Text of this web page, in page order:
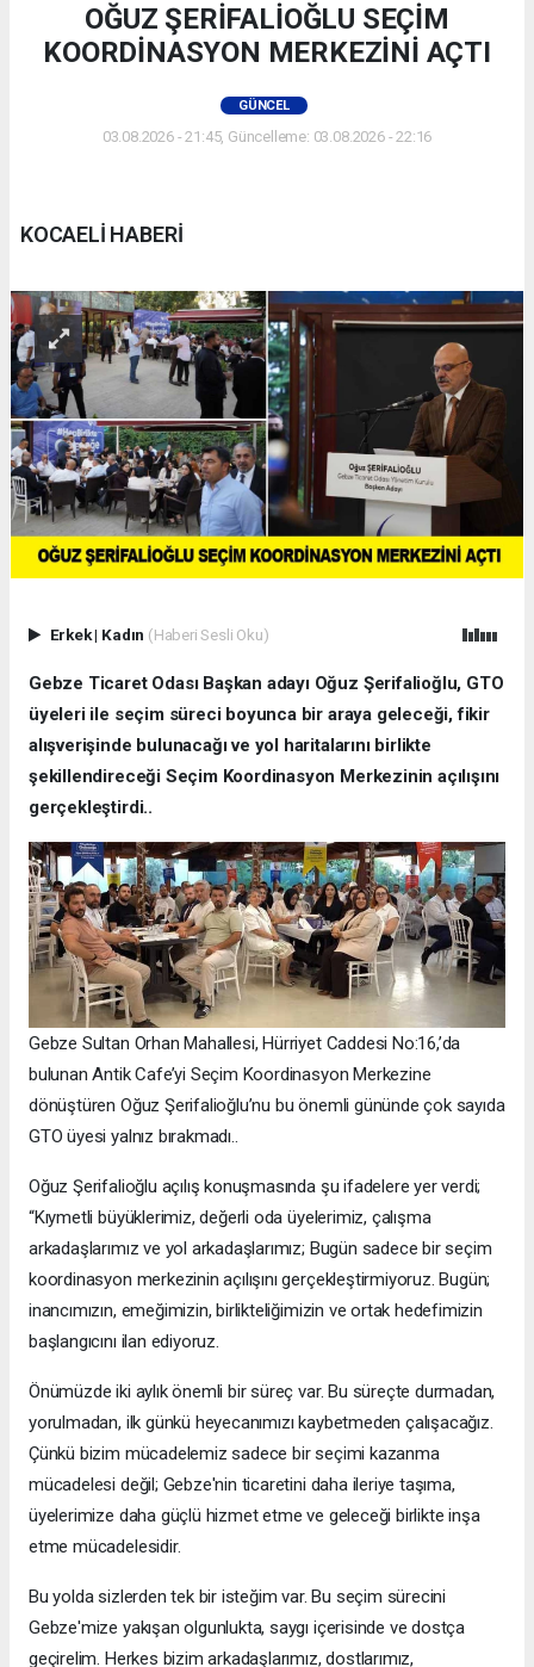
OĞUZ ŞERİFALİOĞLU SEÇİM
KOORDİNASYON MERKEZİNİ AÇTI
GÜNCEL
03.08.2026 - 21:45, Güncelleme: 03.08.2026 - 22:16
KOCAELİ HABERİ
Erkek| Kadın (Haberi Sesli Oku)
Gebze Ticaret Odası Başkan adayı Oğuz Şerifalioğlu, GTO
üyeleri ile seçim süreci boyunca bir araya geleceği, fikir
alışverişinde bulunacağı ve yol haritalarını birlikte
şekillendireceği Seçim Koordinasyon Merkezinin açılışını
gerçekleştirdi..
Gebze Sultan Orhan Mahallesi, Hürriyet Caddesi No:16,’da
bulunan Antik Cafe’yi Seçim Koordinasyon Merkezine
dönüştüren Oğuz Şerifalioğlu’nu bu önemli gününde çok sayıda
GTO üyesi yalnız bırakmadı..
Oğuz Şerifalioğlu açılış konuşmasında şu ifadelere yer verdi;
“Kıymetli büyüklerimiz, değerli oda üyelerimiz, çalışma
arkadaşlarımız ve yol arkadaşlarımız; Bugün sadece bir seçim
koordinasyon merkezinin açılışını gerçekleştirmiyoruz. Bugün;
inancımızın, emeğimizin, birlikteliğimizin ve ortak hedefimizin
başlangıcını ilan ediyoruz.
Önümüzde iki aylık önemli bir süreç var. Bu süreçte durmadan,
yorulmadan, ilk günkü heyecanımızı kaybetmeden çalışacağız.
Çünkü bizim mücadelemiz sadece bir seçimi kazanma
mücadelesi değil; Gebze'nin ticaretini daha ileriye taşıma,
üyelerimize daha güçlü hizmet etme ve geleceği birlikte inşa
etme mücadelesidir.
Bu yolda sizlerden tek bir isteğim var. Bu seçim sürecini
Gebze'mize yakışan olgunlukta, saygı içerisinde ve dostça
geçirelim. Herkes bizim arkadaşlarımız, dostlarımız,